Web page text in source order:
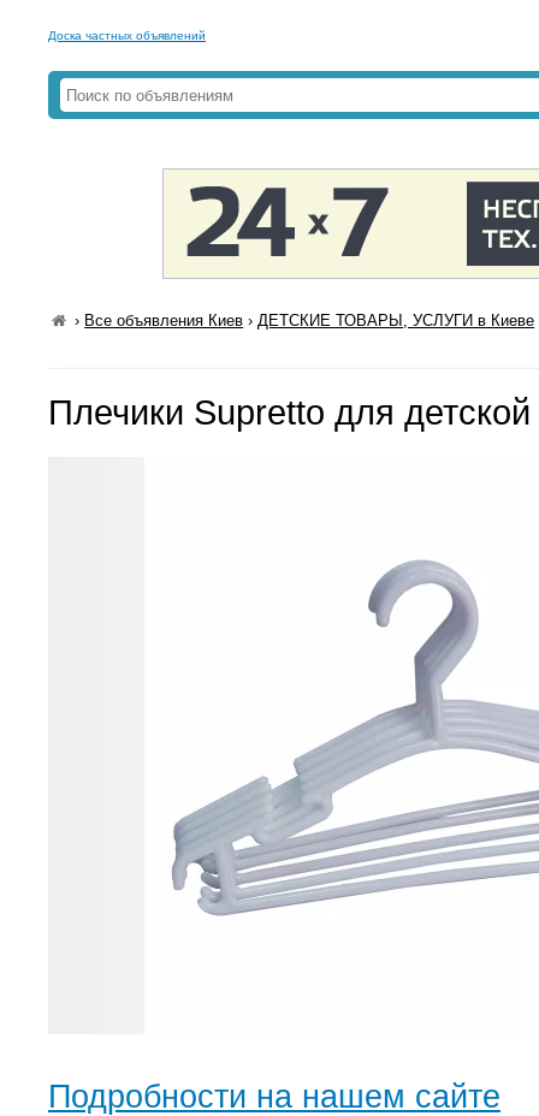
Доска частных объявлений
› Все объявления Киев ›ДЕТСКИЕ ТОВАРЫ, УСЛУГИ в Киеве
Плечики Supretto для
Подробности на нашем сайте